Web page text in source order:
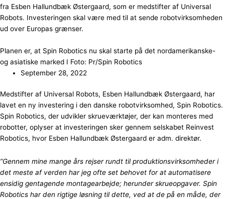
fra Esben Hallundbæk Østergaard, som er medstifter af Universal
Robots. Investeringen skal være med til at sende robotvirksomheden
ud over Europas grænser.
Planen er, at Spin Robotics nu skal starte på det nordamerikanske-
og asiatiske marked I Foto: Pr/Spin Robotics
September 28, 2022
Medstifter af Universal Robots, Esben Hallundbæk Østergaard, har
lavet en ny investering i den danske robotvirksomhed, Spin Robotics.
Spin Robotics, der udvikler skrueværktøjer, der kan monteres med
robotter, oplyser at investeringen sker gennem selskabet Reinvest
Robotics, hvor Esben Hallundbæk Østergaard er adm. direktør.
”Gennem mine mange års rejser rundt til produktionsvirksomheder i
det meste af verden har jeg ofte set behovet for at automatisere
ensidig gentagende montagearbejde; herunder skrueopgaver. Spin
Robotics har den rigtige løsning til dette, ved at de på en måde, der